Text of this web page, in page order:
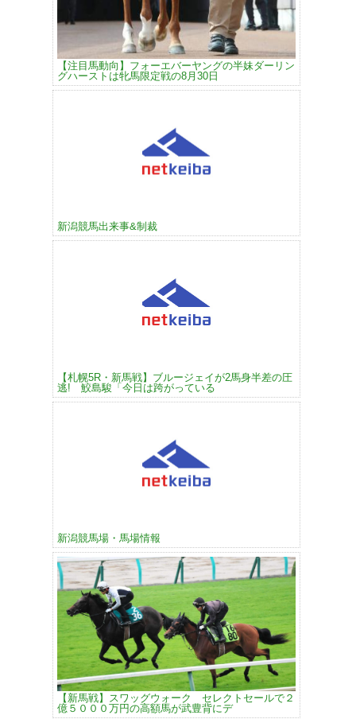
【注目馬動向】フォーエバーヤングの半妹ダーリン
グハーストは牝馬限定戦の8月30日
新潟競馬出来事&制裁
【札幌5R・新馬戦】ブルージェイが2馬身半差の圧
逃! 鮫島駿「今日は跨がっている
新潟競馬場・馬場情報
【新馬戦】スワッグウォーク セレクトセールで２
億５０００万円の高額馬が武豊背にデ